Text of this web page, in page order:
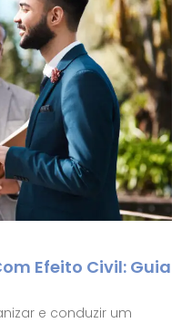
Efeito Civil: Guia
e conduzir um